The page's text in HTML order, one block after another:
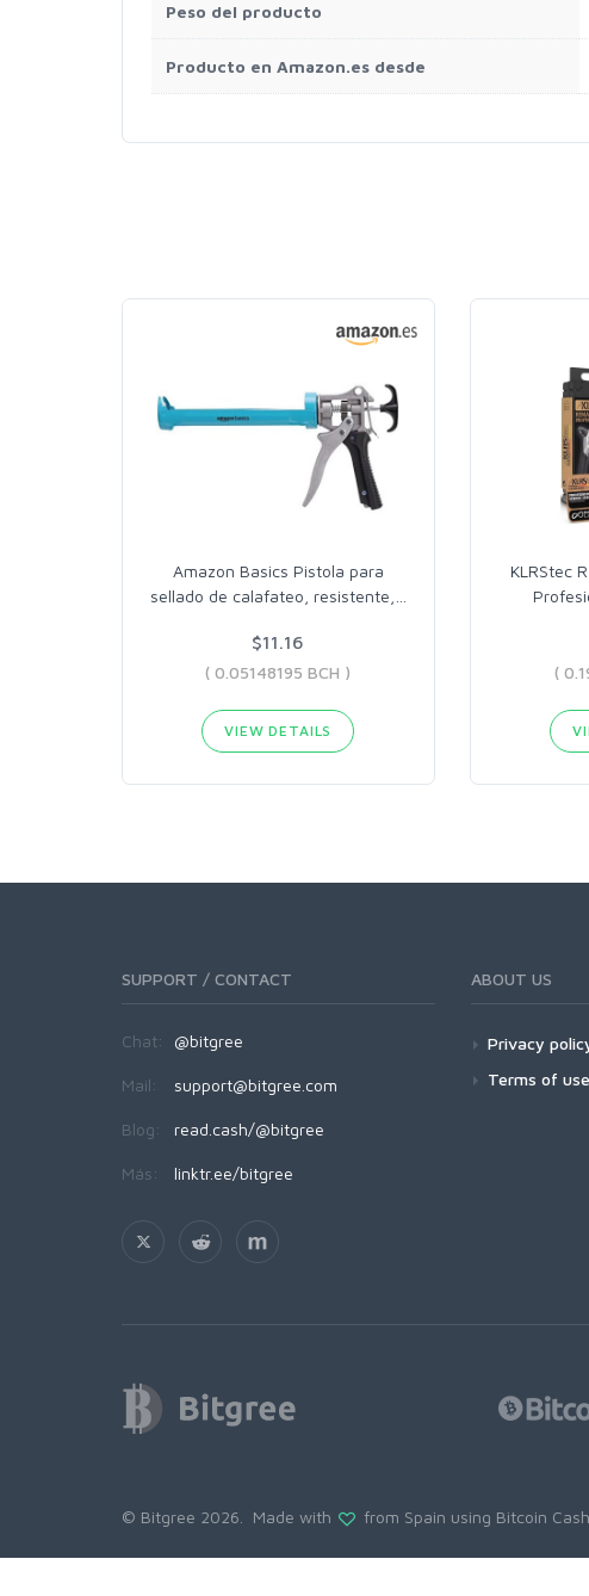
Peso del producto
Producto en Amazon.es desde
Amazon Basics Pistola para
sellado de calafateo, resistente,
$11.16
( 0.05148195 BCH )
VIEW DETAILS
KLRStec
(
SUPPORT / CONTACT
Chat: @bitgree
Mail: support@bitgree.com
Blog: read.cash/@bitgree
Más: linktr.ee/bitgree
ABOUT US
Privacy
Terms of use
© Bitgree 2026. Made with from Spain using Bitcoin Cash